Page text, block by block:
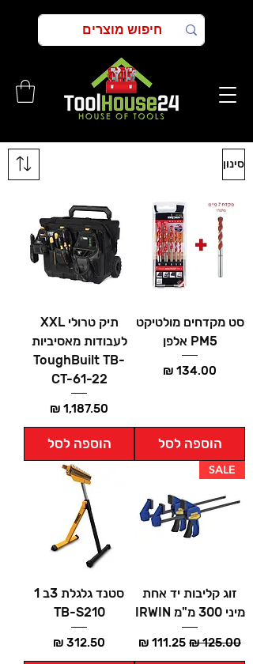
סינון
סט מקדחים מולטיקט
PM5 אלפן
מחיר
הוספה לסל
תיק טרולי XXL
לעבודות מאסיביות
ToughBuilt TB-
CT-61-22
מחיר
הוספה לסל
SALE
זוג קליבות יד אחת
מיני 300 מ"מ IRWIN
מחיר רגיל מחיר מבצע
סטנד גלגלת 3ב 1
TB-S210
מחיר